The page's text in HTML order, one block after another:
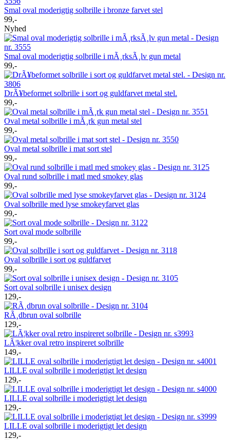
Smal oval moderigtig solbrille i bronze farvet stel
99,-
Nyhed
Smal oval moderigtig solbrille i mÃ¸rksÃ¸lv gun metal
99,-
DrÃ¥beformet solbrille i sort og guldfarvet metal stel.
99,-
Oval metal solbrille i mÃ¸rk gun metal stel
99,-
Oval metal solbrille i mat sort stel
99,-
Oval rund solbrille i matl med smokey glas
99,-
Oval solbrille med lyse smokeyfarvet glas
99,-
Sort oval mode solbrille
99,-
Oval solbrille i sort og guldfarvet
99,-
Sort oval solbrille i unisex design
129,-
RÃ¸dbrun oval solbrille
129,-
LÃ¦kker oval retro inspireret solbrille
149,-
LILLE oval solbrille i moderigtigt let design
129,-
LILLE oval solbrille i moderigtigt let design
129,-
LILLE oval solbrille i moderigtigt let design
129,-